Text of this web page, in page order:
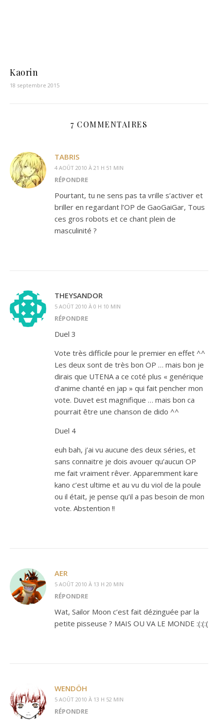
Kaorin
18 septembre 2015
7 COMMENTAIRES
TABRIS
4 AOÛT 2010 À 21 H 51 MIN
RÉPONDRE
Pourtant, tu ne sens pas ta vrille s’activer et
briller en regardant l’OP de GaoGaiGar, Tous
ces gros robots et ce chant plein de
masculinité ?
THEYSANDOR
5 AOÛT 2010 À 0 H 10 MIN
RÉPONDRE
Duel 3
Vote très difficile pour le premier en effet ^^
Les deux sont de très bon OP … mais bon je
dirais que UTENA a ce coté plus « genérique
d’anime chanté en jap » qui fait pencher mon
vote. Duvet est magnifique … mais bon ca
pourrait être une chanson de dido ^^
Duel 4
euh bah, j’ai vu aucune des deux séries, et
sans connaitre je dois avouer qu’aucun OP
me fait vraiment rêver. Apparemment kare
kano c’est ultime et au vu du viol de la poule
ou il était, je pense qu’il a pas besoin de mon
vote. Abstention !!
AER
5 AOÛT 2010 À 13 H 20 MIN
RÉPONDRE
Wat, Sailor Moon c’est fait dézinguée par la
petite pisseuse ? MAIS OU VA LE MONDE :(:(:(
WENDÖH
5 AOÛT 2010 À 13 H 52 MIN
RÉPONDRE